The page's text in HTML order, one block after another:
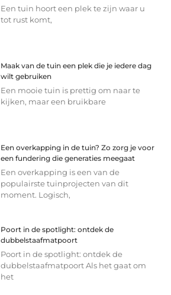
Een tuin hoort een plek te zijn waar u
tot rust komt,
Maak van de tuin een plek die je iedere dag
wilt gebruiken
Een mooie tuin is prettig om naar te
kijken, maar een bruikbare
Een overkapping in de tuin? Zo zorg je voor
een fundering die generaties meegaat
Een overkapping is een van de
populairste tuinprojecten van dit
moment. Logisch,
Poort in de spotlight: ontdek de
dubbelstaafmatpoort
Poort in de spotlight: ontdek de
dubbelstaafmatpoort Als het gaat om
het